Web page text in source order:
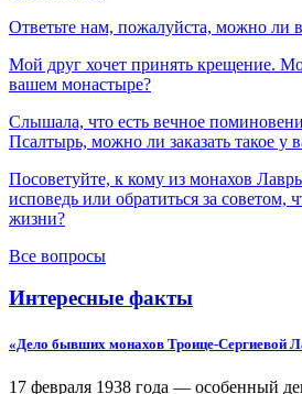
Ответьте нам, пожалуйста, можно ли
Мой друг хочет принять крещение.
вашем монастыре?
Слышала, что есть вечное
Псалтырь, можно ли заказать такое у
Посоветуйте, к кому из монахов
исповедь или обратиться за советом,
жизни?
Все вопросы
Интересные факты
«Дело бывших монахов Троице-Сергиевой
17 февраля 1938 года — особенный